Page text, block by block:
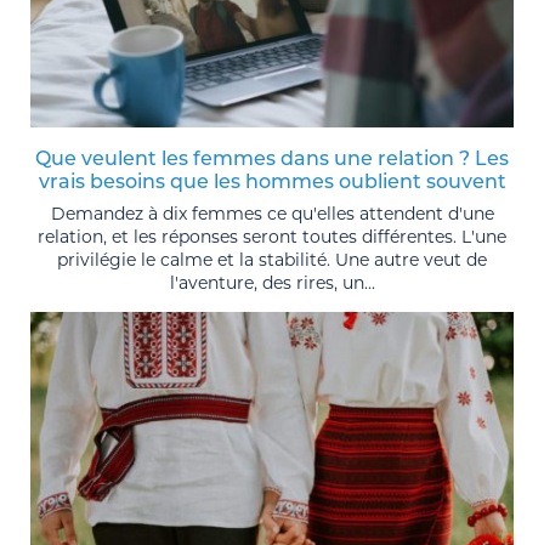
Que veulent les femmes dans une relation ? Les
vrais besoins que les hommes oublient souvent
Demandez à dix femmes ce qu'elles attendent d'une
relation, et les réponses seront toutes différentes. L'une
privilégie le calme et la stabilité. Une autre veut de
l'aventure, des rires, un...